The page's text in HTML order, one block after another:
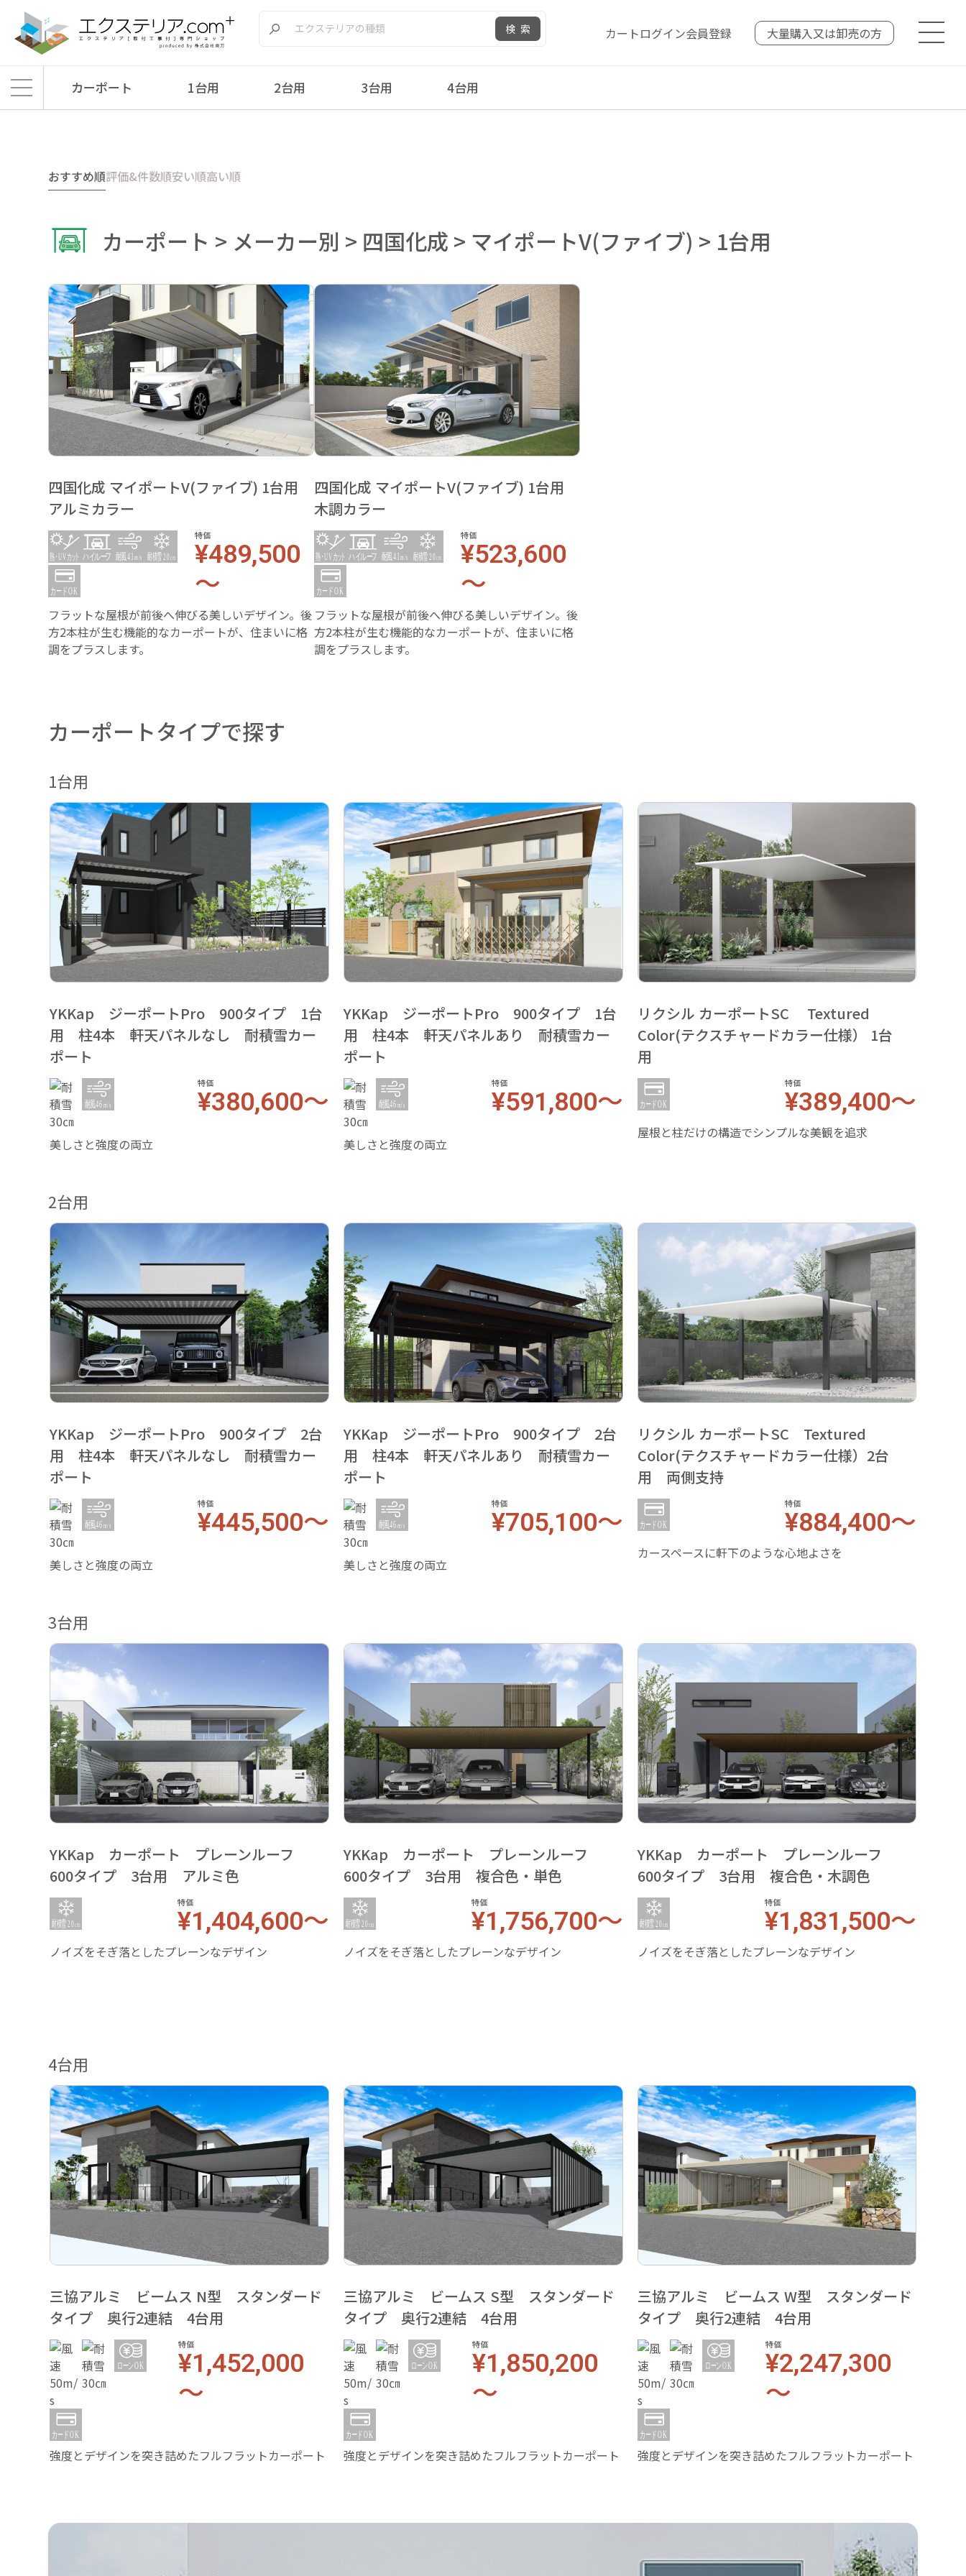
検索 カートログイン会員登録 大量購入又は卸売の方
カーポート 1台用 2台用 3台用 4台用
おすすめ順評価&件数順安い順高い順
カーポート > メーカー別 > 四国化成 > マイポートV(ファイブ) > 1台用
四国化成 マイポートV(ファイブ) 1台用
アルミカラー
特価
¥489,500
～
フラットな屋根が前後へ伸びる美しいデザイン。後
方2本柱が生む機能的なカーポートが、住まいに格
調をプラスします。
四国化成 マイポートV(ファイブ) 1台用
木調カラー
特価
¥523,600
～
フラットな屋根が前後へ伸びる美しいデザイン。後
方2本柱が生む機能的なカーポートが、住まいに格
調をプラスします。
カーポートタイプで探す
1台用
YKKap ジーポートPro 900タイプ 1台
用 柱4本 軒天パネルなし 耐積雪カー
ポート
特価
¥380,600～
美しさと強度の両立
YKKap ジーポートPro 900タイプ 1台
用 柱4本 軒天パネルあり 耐積雪カー
ポート
特価
¥591,800～
美しさと強度の両立
リクシル カーポートSC Textured
Color(テクスチャードカラー仕様） 1台
用
特価
¥389,400～
屋根と柱だけの構造でシンプルな美観を追求
2台用
YKKap ジーポートPro 900タイプ 2台
用 柱4本 軒天パネルなし 耐積雪カー
ポート
特価
¥445,500～
美しさと強度の両立
YKKap ジーポートPro 900タイプ 2台
用 柱4本 軒天パネルあり 耐積雪カー
ポート
特価
¥705,100～
美しさと強度の両立
リクシル カーポートSC Textured
Color(テクスチャードカラー仕様）2台
用 両側支持
特価
¥884,400～
カースペースに軒下のような心地よさを
3台用
YKKap カーポート プレーンルーフ
600タイプ 3台用 アルミ色
特価
¥1,404,600～
ノイズをそぎ落としたプレーンなデザイン
YKKap カーポート プレーンルーフ
600タイプ 3台用 複合色・単色
特価
¥1,756,700～
ノイズをそぎ落としたプレーンなデザイン
YKKap カーポート プレーンルーフ
600タイプ 3台用 複合色・木調色
特価
¥1,831,500～
ノイズをそぎ落としたプレーンなデザイン
4台用
三協アルミ ビームス N型 スタンダード
タイプ 奥行2連結 4台用
特価
¥1,452,000
～
強度とデザインを突き詰めたフルフラットカーポート
三協アルミ ビームス S型 スタンダード
タイプ 奥行2連結 4台用
特価
¥1,850,200
～
強度とデザインを突き詰めたフルフラットカーポート
三協アルミ ビームス W型 スタンダード
タイプ 奥行2連結 4台用
特価
¥2,247,300
～
強度とデザインを突き詰めたフルフラットカーポート